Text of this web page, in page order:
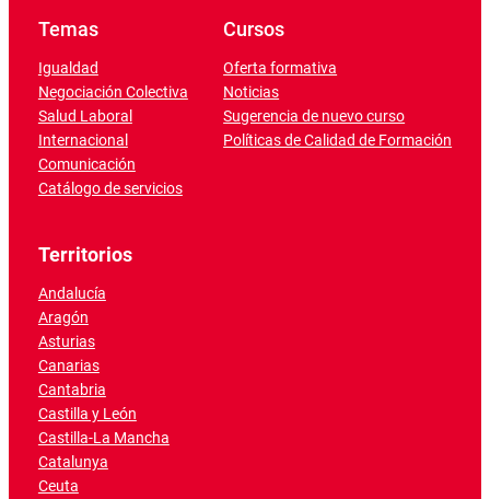
Temas
Igualdad
Negociación Colectiva
Salud Laboral
Internacional
Comunicación
Catálogo de servicios
Cursos
Oferta formativa
Noticias
Sugerencia de nuevo curso
Políticas de Calidad de Formación
Territorios
Andalucía
Aragón
Asturias
Canarias
Cantabria
Castilla y León
Castilla-La Mancha
Catalunya
Ceuta